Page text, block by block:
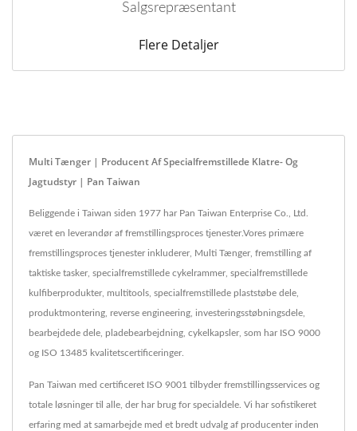
Salgsrepræsentant
Flere Detaljer
Multi Tænger | Producent Af Specialfremstillede Klatre- Og
Jagtudstyr | Pan Taiwan
Beliggende i Taiwan siden 1977 har Pan Taiwan Enterprise Co., Ltd.
været en leverandør af fremstillingsproces tjenester.Vores primære
fremstillingsproces tjenester inkluderer, Multi Tænger, fremstilling af
taktiske tasker, specialfremstillede cykelrammer, specialfremstillede
kulfiberprodukter, multitools, specialfremstillede plaststøbe dele,
produktmontering, reverse engineering, investeringsstøbningsdele,
bearbejdede dele, pladebearbejdning, cykelkapsler, som har ISO 9000
og ISO 13485 kvalitetscertificeringer.
Pan Taiwan med certificeret ISO 9001 tilbyder fremstillingsservices og
totale løsninger til alle, der har brug for specialdele. Vi har sofistikeret
erfaring med at samarbejde med et bredt udvalg af producenter inden